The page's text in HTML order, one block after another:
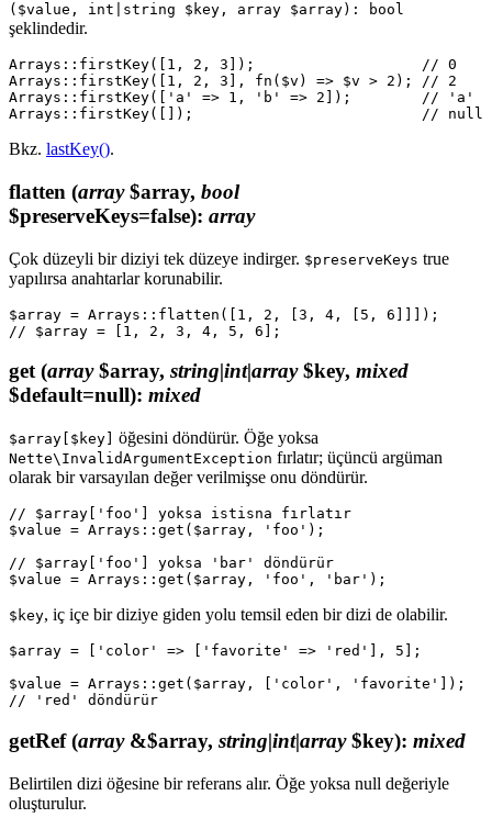
($value, int|string $key, array $array): bool
şeklindedir.
Arrays::firstKey([1, 2, 3]);                   // 0
Arrays::firstKey([1, 2, 3], fn($v) => $v > 2); // 2
Arrays::firstKey(['a' => 1, 'b' => 2]);        // 'a'
Bkz. lastKey().
flatten (array$array, bool
$preserveKeys=false): array
Çok düzeyli bir diziyi tek düzeye indirger. $preserveKeys true
yapılırsa anahtarlar korunabilir.
$array = Arrays::flatten([1, 2, [3, 4, [5, 6]]]);
get(array$array, string|int|array$key, mixed
$default=null): mixed
$array[$key] öğesini döndürür. Öğe yoksa
Nette\InvalidArgumentException fırlatır; üçüncü argüman
olarak bir varsayılan değer verilmişse onu döndürür.
// $array['foo'] yoksa istisna fırlatır
$value = Arrays::get($array, 'foo');
// $array['foo'] yoksa 'bar' döndürür
$key, iç içe bir diziye giden yolu temsil eden bir dizi de olabilir.
$array = ['color' => ['favorite' => 'red'], 5];
$value = Arrays::get($array, ['color', 'favorite']);
getRef(array&$array, string|int|array$key): mixed
Belirtilen dizi öğesine bir referans alır. Öğe yoksa null değeriyle
oluşturulur.